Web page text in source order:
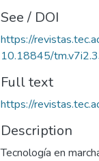
See / DOI
https://
10.18845/
Full text
https://
Description
Tecnología en